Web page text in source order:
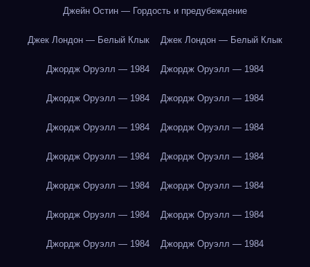
Джейн Остин — Гордость и предубеждение
Джек Лондон — Белый Клык Джек Лондон — Белый Клык
Джордж Оруэлл — 1984 Джордж Оруэлл — 1984
Джордж Оруэлл — 1984 Джордж Оруэлл — 1984
Джордж Оруэлл — 1984 Джордж Оруэлл — 1984
Джордж Оруэлл — 1984 Джордж Оруэлл — 1984
Джордж Оруэлл — 1984 Джордж Оруэлл — 1984
Джордж Оруэлл — 1984 Джордж Оруэлл — 1984
Джордж Оруэлл — 1984 Джордж Оруэлл — 1984